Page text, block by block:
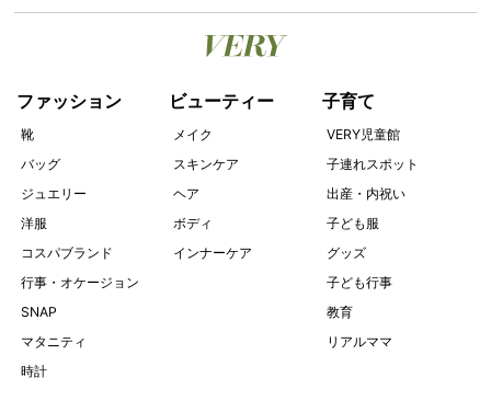
ファッション
靴
バッグ
ジュエリー
洋服
コスパブランド
行事・オケージョン
SNAP
マタニティ
時計
ビューティー
メイク
スキンケア
ヘア
ボディ
インナーケア
子育て
VERY児童館
子連れスポット
出産・内祝い
子ども服
グッズ
子ども行事
教育
リアルママ